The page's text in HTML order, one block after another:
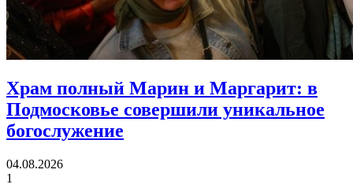
Храм полный Марин и Маргарит: в
Подмосковье совершили уникальное
богослужение
04.08.2026
1